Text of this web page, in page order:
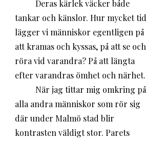
tankar och känslor. Hur mycket tid
lägger vi människor egentligen på
att kramas och kyssas, på att se och
röra vid varandra? På att längta
efter varandras ömhet och närhet.
alla andra människor som rör sig
där under Malmö stad blir
kontrasten väldigt stor. Parets